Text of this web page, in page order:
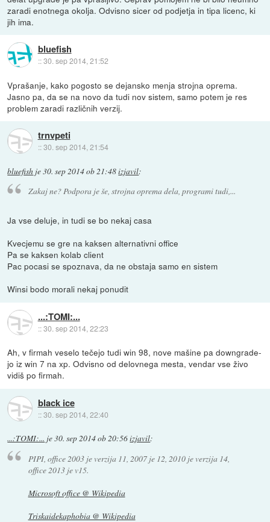
zaradi enotnega okolja. Odvisno sicer od podjetja in tipa licenc, ki
jih ima.
bluefish
::30. sep 2014, 21:52
Vprašanje, kako pogosto se dejansko menja strojna oprema.
Jasno pa, da se na novo da tudi nov sistem, samo potem je res
problem zaradi različnih verzij.
trnvpeti
::30. sep 2014, 21:54
bluefish je30. sep 2014 ob 21:48izjavil:
Zakaj ne? Podpora je še, strojna oprema dela, programi tudi,...
Ja vse deluje, in tudi se bo nekaj casa
Kvecjemu se gre na kaksen alternativni office
Pa se kaksen kolab client
Pac pocasi se spoznava, da ne obstaja samo en sistem
Winsi bodo morali nekaj ponudit
...:TOMI:...
::30. sep 2014, 22:23
Ah, v firmah veselo tečejo tudi win 98, nove mašine pa downgrade-
jo iz win 7 na xp. Odvisno od delovnega mesta, vendar vse živo
vidiš po firmah.
black ice
::30. sep 2014, 22:40
...:TOMI:... je30. sep 2014 ob 20:56izjavil:
PIPI, office 2003 je verzija 11, 2007 je 12, 2010 je verzija 14,
office 2013 je v15.
Microsoft office @ Wikipedia
Triskaidekaphobia @ Wikipedia